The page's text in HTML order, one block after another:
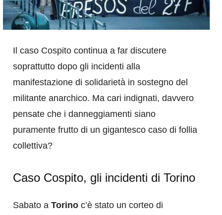
Il caso Cospito continua a far discutere
soprattutto dopo gli incidenti alla
manifestazione di solidarietà in sostegno del
militante anarchico. Ma cari indignati, davvero
pensate che i danneggiamenti siano
puramente frutto di un gigantesco caso di follia
collettiva?
Caso Cospito, gli incidenti di Torino
Sabato a Torino c’è stato un corteo di